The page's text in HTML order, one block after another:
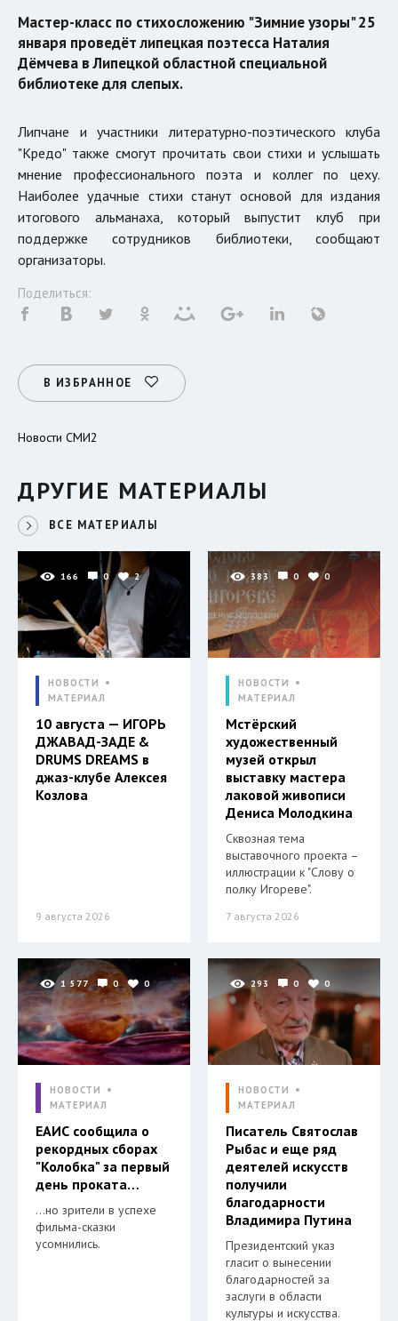
Мастер-класс по стихосложению "Зимние узоры" 25
января проведёт липецкая поэтесса Наталия
Дёмчева в Липецкой областной специальной
библиотеке для слепых.
Липчане и участники литературно-поэтического клуба
"Кредо" также смогут прочитать свои стихи и услышать
мнение профессионального поэта и коллег по цеху.
Наиболее удачные стихи станут основой для издания
итогового альманаха, который выпустит клуб при
поддержке сотрудников библиотеки, сообщают
организаторы.
Поделиться:
В ИЗБРАННОЕ
Новости СМИ2
ДРУГИЕ МАТЕРИАЛЫ
ВСЕ МАТЕРИАЛЫ
166 0 2
НОВОСТИ
МАТЕРИАЛ
10 августа — ИГОРЬ
ДЖАВАД-ЗАДЕ &
DRUMS DREAMS в
джаз-клубе Алексея
Козлова
9 августа 2026
383 0 0
НОВОСТИ
МАТЕРИАЛ
Мстёрский
художественный
музей открыл
выставку мастера
лаковой живописи
Дениса Молодкина
Сквозная тема
выставочного проекта –
иллюстрации к "Слову о
полку Игореве".
7 августа 2026
1 577 0 0
НОВОСТИ
МАТЕРИАЛ
ЕАИС сообщила о
рекордных сборах
"Колобка" за первый
день проката…
…но зрители в успехе
фильма-сказки
усомнились.
293 0 0
НОВОСТИ
МАТЕРИАЛ
Писатель Святослав
Рыбас и еще ряд
деятелей искусств
получили
благодарности
Владимира Путина
Президентский указ
гласит о вынесении
благодарностей за
заслуги в области
культуры и искусства.